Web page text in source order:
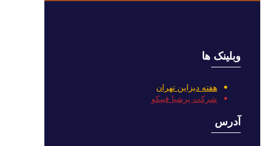
وبلینک ها
هفته دیزاین تهران
شرکت پرشیا فیپکو
آدرس